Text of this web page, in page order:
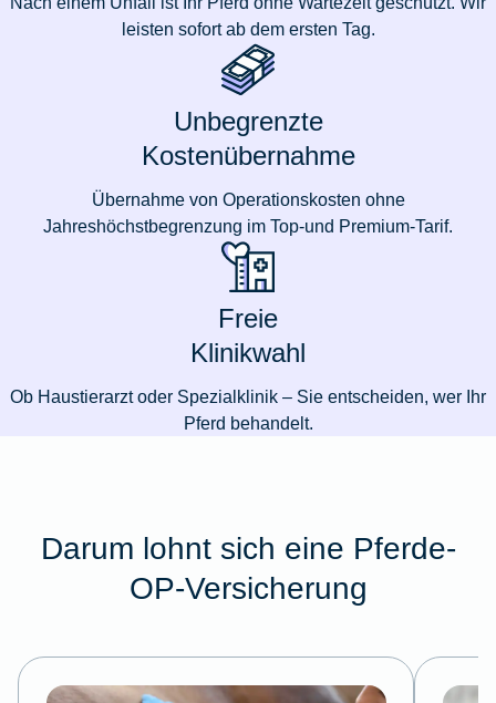
leisten sofort ab dem ersten Tag.
Unbegrenzte
Kostenübernahme
Übernahme von Operationskosten ohne
Jahreshöchstbegrenzung im Top-und Premium-Tarif.
Freie
Klinikwahl
Ob Haustierarzt oder Spezialklinik – Sie entscheiden, wer Ihr
Pferd behandelt.
Darum lohnt sich eine Pferde-
OP-Versicherung